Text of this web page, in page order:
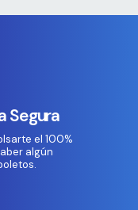
Segura
el 100%
algún